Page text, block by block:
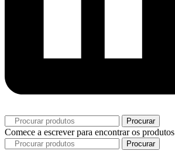
Procurar
Comece a escrever para encontrar os
Procurar